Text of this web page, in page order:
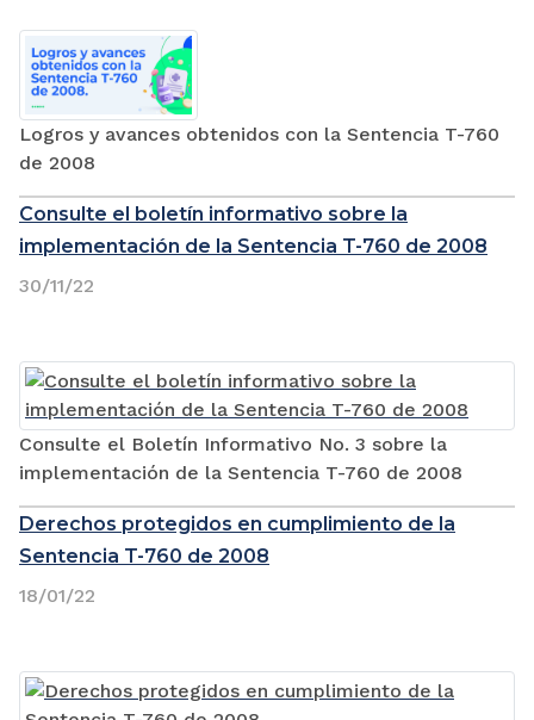
Logros y avances obtenidos con la Sentencia T-760
de 2008
Consulte el boletín informativo sobre la
implementación de la Sentencia T-760 de 2008
Consulte el Boletín Informativo No. 3 sobre la
implementación de la Sentencia T-760 de 2008
30/11/22
Derechos protegidos en cumplimiento de la
Sentencia T-760 de 2008
18/01/22